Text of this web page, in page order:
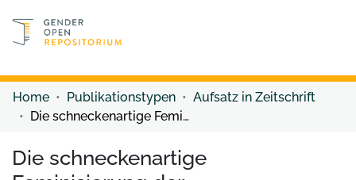
Discover content
Home Publikationstypen
Aufsatz in Zeitschrift
Die schneckenartige Feminisierung der Bundesgremien. Zur Novellierung des Bundesgremiengesetzes
Die schneckenartige